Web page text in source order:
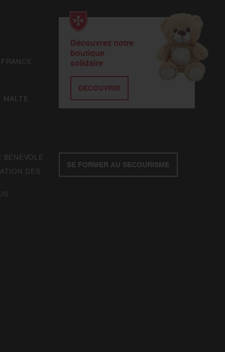
MALTE
Découvrez notre
boutique
solidaire
DÉCOUVRIR
BÉNÉVOLE
DES
SE FORMER AU SECOURISME